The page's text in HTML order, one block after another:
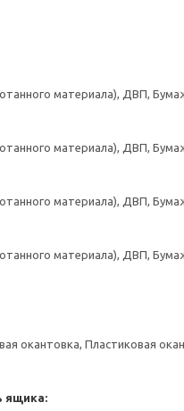
материала), ДВП,
материала), ДВП,
материала), ДВП,
материала), ДВП,
окантовка, Пластиковая
ящика: